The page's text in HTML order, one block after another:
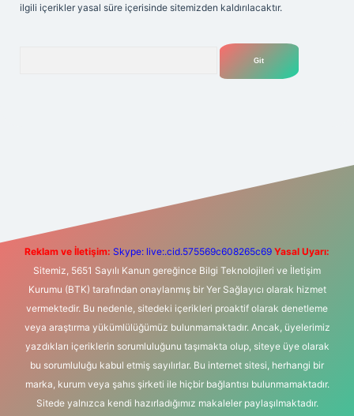
ilgili içerikler yasal süre içerisinde sitemizden kaldırılacaktır.
m elexbet
Reklam ve İletişim: Skype: live:.cid.575569c608265c69 Yasal Uyarı:
Sitemiz, 5651 Sayılı Kanun gereğince Bilgi Teknolojileri ve İletişim
Kurumu (BTK) tarafından onaylanmış bir Yer Sağlayıcı olarak hizmet
vermektedir. Bu nedenle, sitedeki içerikleri proaktif olarak denetleme
veya araştırma yükümlülüğümüz bulunmamaktadır. Ancak, üyelerimiz
yazdıkları içeriklerin sorumluluğunu taşımakta olup, siteye üye olarak
bu sorumluluğu kabul etmiş sayılırlar. Bu internet sitesi, herhangi bir
marka, kurum veya şahıs şirketi ile hiçbir bağlantısı bulunmamaktadır.
Sitede yalnızca kendi hazırladığımız makaleler paylaşılmaktadır.